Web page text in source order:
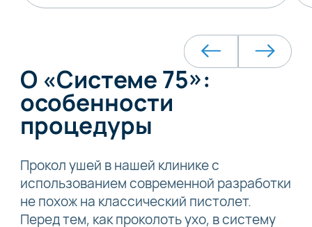
О «Системе 75»:
особенности
процедуры
Прокол ушей в нашей клинике с
использованием современной разработки
не похож на классический пистолет.
Перед тем, как проколоть ухо, в систему